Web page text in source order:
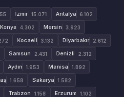
İzmir 15.071 Antalya 6.102
Konya 4.302 Mersin 3.923
Kocaeli 3.132 Diyarbakır 2.612
Samsun 2.431 Denizli 2.312
Aydın 1.953 Manisa 1.892
1.658 Sakarya 1.582
Trabzon 1.158 Erzurum 1.102